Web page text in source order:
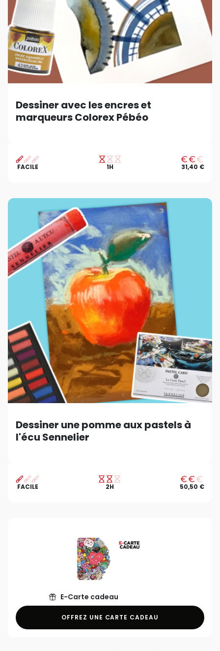
Dessiner avec les encres et
marqueurs Colorex Pébéo
FACILE 1H 31,40 €
Dessiner une pomme aux pastels à
l'écu Sennelier
FACILE 2H 50,50 €
E-Carte cadeau
OFFREZ UNE CARTE CADEAU